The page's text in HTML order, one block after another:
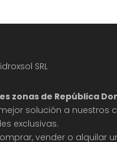
zonas de República
solución a nuestros
exclusivas.
vender o alquilar